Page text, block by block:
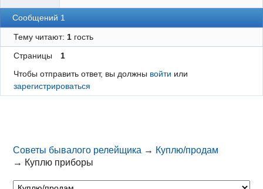
Сообщений 1
Тему читают: 1гость
Страницы
1
Чтобы отправить ответ, вы должны войти или
зарегистрироваться
Советы бывалого релейщика → Куплю/продам
→ Куплю приборы